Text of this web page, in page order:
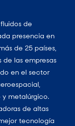
de
presencia en
de 25 países,
de las empresas
en el sector
y metalúrgico.
de altas
tecnología